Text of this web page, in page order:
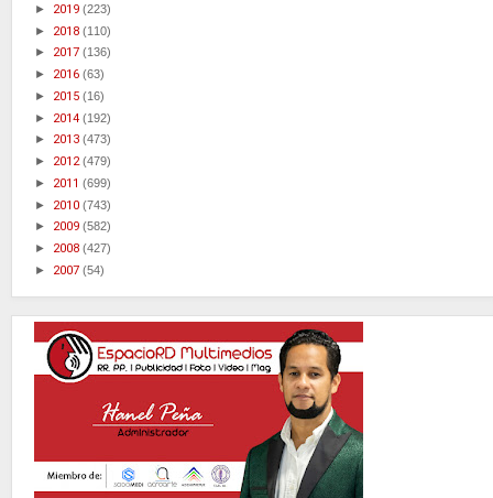
► 2019 (223)
► 2018 (110)
► 2017 (136)
► 2016 (63)
► 2015 (16)
► 2014 (192)
► 2013 (473)
► 2012(479)
► 2011 (699)
► 2010 (743)
► 2009 (582)
► 2008 (427)
► 2007 (54)